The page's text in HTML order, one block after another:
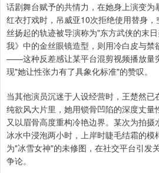
话剧舞台赋予的共情力，在她身上演变为
红衣打戏时，吊威亚10次拒绝使用替身
丝扬起的轨迹被导演称为"东方武侠的末
我》中的金丝眼镜造型，则用冷白皮与禁
——这种反差感让某平台混剪视频播放量
现"她让性张力有了具象化标准"的赞叹。
当其他演员沉迷于人设经营时，王楚然已
纯欲风大片里，她用锁骨凹陷的深度丈量
又以眉骨高度重构冷艳边界。某次为拍
冰水中浸泡两小时，上岸时睫毛结霜的
为"冰雪女神"的未修图，在社交平台引发
争论。